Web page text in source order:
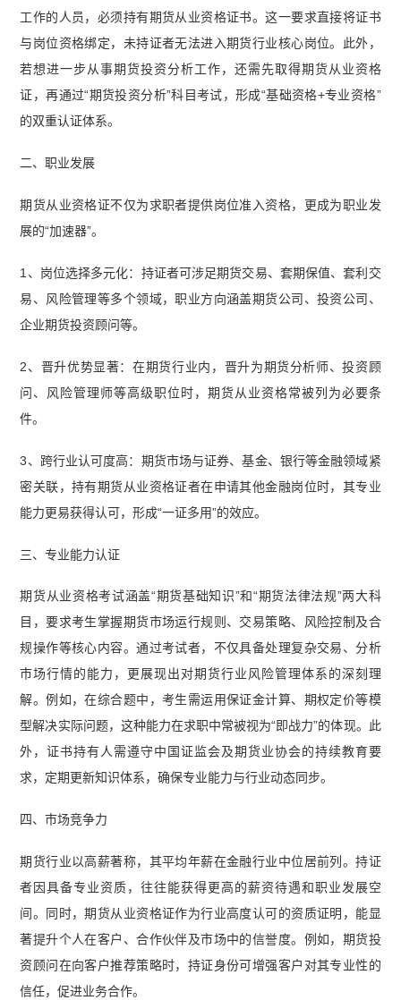
工作的人员，必须持有期货从业资格证书。这一要求直接将证书
与岗位资格绑定，未持证者无法进入期货行业核心岗位。此外，
若想进一步从事期货投资分析工作，还需先取得期货从业资格
证，再通过“期货投资分析”科目考试，形成“基础资格+专业资格”
的双重认证体系。
二、职业发展
期货从业资格证不仅为求职者提供岗位准入资格，更成为职业发
展的“加速器”。
1、岗位选择多元化：持证者可涉足期货交易、套期保值、套利交
易、风险管理等多个领域，职业方向涵盖期货公司、投资公司、
企业期货投资顾问等。
2、晋升优势显著：在期货行业内，晋升为期货分析师、投资顾
问、风险管理师等高级职位时，期货从业资格常被列为必要条
件。
3、跨行业认可度高：期货市场与证券、基金、银行等金融领域紧
密关联，持有期货从业资格证者在申请其他金融岗位时，其专业
能力更易获得认可，形成“一证多用”的效应。
三、专业能力认证
期货从业资格考试涵盖“期货基础知识”和“期货法律法规”两大科
目，要求考生掌握期货市场运行规则、交易策略、风险控制及合
规操作等核心内容。通过考试者，不仅具备处理复杂交易、分析
市场行情的能力，更展现出对期货行业风险管理体系的深刻理
解。例如，在综合题中，考生需运用保证金计算、期权定价等模
型解决实际问题，这种能力在求职中常被视为“即战力”的体现。此
外，证书持有人需遵守中国证监会及期货业协会的持续教育要
求，定期更新知识体系，确保专业能力与行业动态同步。
四、市场竞争力
期货行业以高薪著称，其平均年薪在金融行业中位居前列。持证
者因具备专业资质，往往能获得更高的薪资待遇和职业发展空
间。同时，期货从业资格证作为行业高度认可的资质证明，能显
著提升个人在客户、合作伙伴及市场中的信誉度。例如，期货投
资顾问在向客户推荐策略时，持证身份可增强客户对其专业性的
信任，促进业务合作。